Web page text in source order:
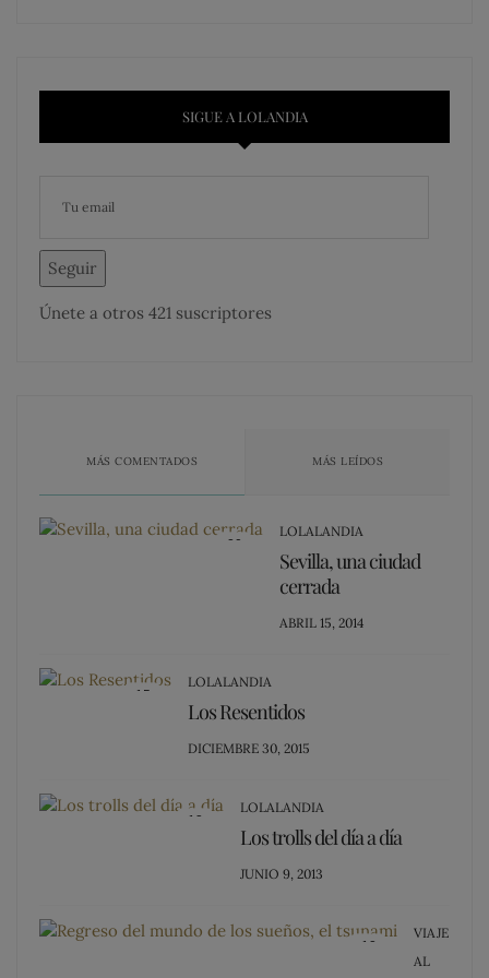
SIGUE A LOLANDIA
Seguir
Únete a otros 421 suscriptores
MÁS COMENTADOS MÁS LEÍDOS
20
LOLALANDIA
Sevilla, una ciudad
cerrada
POSTED
ABRIL 15, 2014
15
LOLALANDIA
Los Resentidos
POSTED
DICIEMBRE 30, 2015
13
LOLALANDIA
Los trolls del día a día
POSTED
JUNIO 9, 2013
12
VIAJE
AL